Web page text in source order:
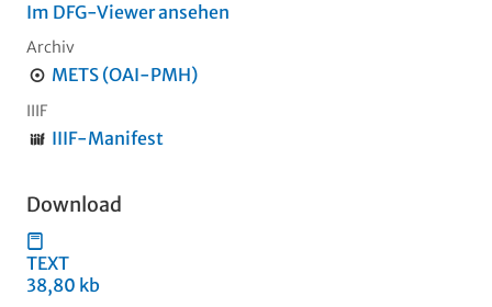
Im DFG-Viewer ansehen
Archiv
METS (OAI-PMH)
IIIF
IIIF-Manifest
Download
TEXT
38,80 kb